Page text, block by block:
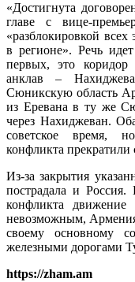
«Достигнута
главе с вице-
«разблокировкой
в регионе». Речь
первых, это
анклав –
Сюникскую область
из Еревана в ту же
через Нахиджеван.
советское время,
конфликта прекратили
Из-за закрытия
пострадала и Россия.
конфликта
невозможным,
своему основному
железными дорогами
https://zham.am